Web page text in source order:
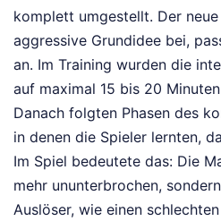
komplett umgestellt. Der
aggressive Grundidee bei,
an. Im Training wurden die
auf maximal 15 bis 20
Danach folgten Phasen des
in denen die Spieler lernten,
Im Spiel bedeutete das: Die
mehr ununterbrochen,
Auslöser, wie einen